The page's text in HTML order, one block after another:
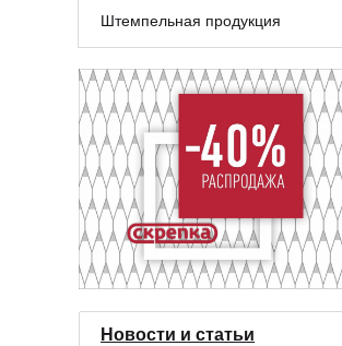
Штемпельная продукция
Новости и статьи